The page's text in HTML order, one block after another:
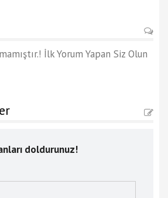
İlk Yorum Yapan Siz Olun
doldurunuz!